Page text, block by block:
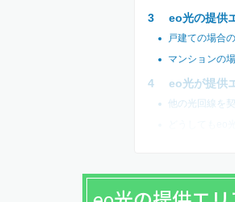
eo光の提供
戸建ての場合
マンションの
eo光が提供
他の光回線を